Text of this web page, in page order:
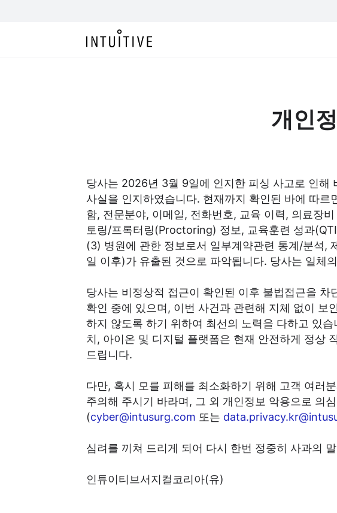
개인
당사는 2026년 3월 9일에 인지한 피싱 사고로 인해
사실을 인지하였습니다. 현재까지 확인된 바에 따
함, 전문분야, 이메일, 전화번호, 교육 이력, 의료장
토링/프록터링(Proctoring) 정보, 교육훈련 성과
(3) 병원에 관한 정보로서 일부계약관련 통계/분석
일 이후)가 유출된 것으로 파악됩니다. 당사는 일체
당사는 비정상적 접근이 확인된 이후 불법접근을
확인 중에 있으며, 이번 사건과 관련해 지체 없이 보
하지 않도록 하기 위하여 최선의 노력을 다하고 있
치, 아이온 및 디지털 플랫폼은 현재 안전하게 정상
드립니다.
다만, 혹시 모를 피해를 최소화하기 위해 고객 여러
주의해 주시기 바라며, 그 외 개인정보 악용으로 의
(cyber@intusurg.com 또는
심려를 끼쳐 드리게 되어 다시 한번 정중히 사과의
인튜이티브서지컬코리아(유)